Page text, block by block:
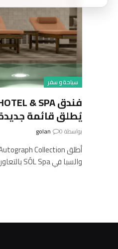
سياحة و سفر
يُطلق قائمة
بواسطة golan 0
والسبا في SÓL Spa بالتعاون مع خبيرة…